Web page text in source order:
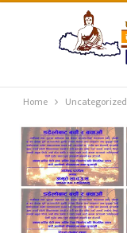
Home Uncategorized